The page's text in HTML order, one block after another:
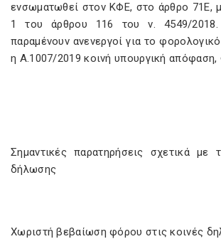
ενσωματωθεί στον ΚΦΕ, στο άρθρο 71Ε,
1 του άρθρου 116 του ν. 4549/
παραμένουν ανενεργοί για το
η Α.1007/2019 κοινή υπουργική
Σημαντικές παρατηρήσεις σχετικά με
δήλωσης
Χωριστή βεβαίωση φόρου στις κοινές